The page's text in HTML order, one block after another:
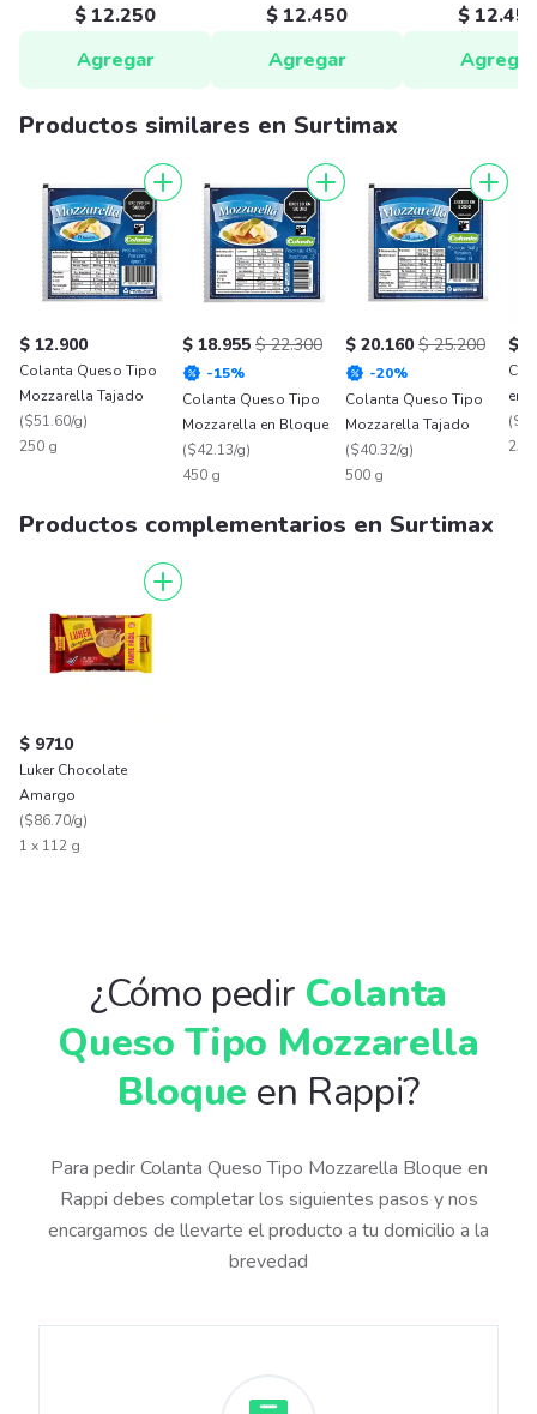
$ 12.250
Agregar
$ 12.450
Agregar
$
Agregar
Productos similares en Surtimax
$ 12.900
Colanta Queso Tipo
Mozzarella Tajado
($51.60/g)
250 g
$ 18.955 $ 22.300
-15%
Colanta Queso Tipo
Mozzarella en Bloque
($42.13/g)
450 g
$ 20.160 $ 25.200
-20%
Colanta Queso Tipo
Mozzarella Tajado
($40.32/g)
500 g
$
en
(
Productos complementarios en Surtimax
$ 9710
Luker Chocolate
Amargo
($86.70/g)
1 x 112 g
¿Cómo pedir Colanta
Queso Tipo Mozzarella
Bloque en Rappi?
Para pedir Colanta Queso Tipo Mozzarella Bloque en
Rappi debes completar los siguientes pasos y nos
encargamos de llevarte el producto a tu domicilio a la
brevedad